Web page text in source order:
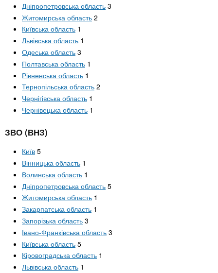
Дніпропетровська область 3
Житомирська область 2
Київська область 1
Львівська область 1
Одеська область 3
Полтавська область 1
Рівненська область 1
Тернопільська область 2
Чернігівська область 1
Чернівецька область 1
ЗВО (ВНЗ)
Київ 5
Вінницька область 1
Волинська область 1
Дніпропетровська область 5
Житомирська область 1
Закарпатська область 1
Запорізька область 3
Івано-Франківська область 3
Київська область 5
Кіровоградська область 1
Львівська область 1